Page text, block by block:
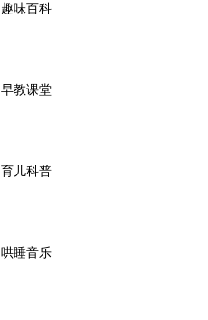
趣味百科
早教课堂
育儿科普
哄睡音乐